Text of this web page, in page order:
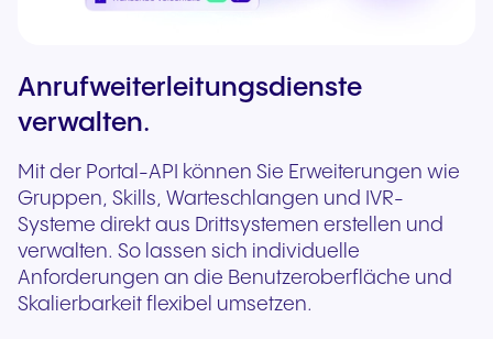
Anrufweiterleitungsdienste
verwalten.
Mit der Portal-API können Sie Erweiterungen wie
Gruppen, Skills, Warteschlangen und IVR-
Systeme direkt aus Drittsystemen erstellen und
verwalten. So lassen sich individuelle
Anforderungen an die Benutzeroberfläche und
Skalierbarkeit flexibel umsetzen.